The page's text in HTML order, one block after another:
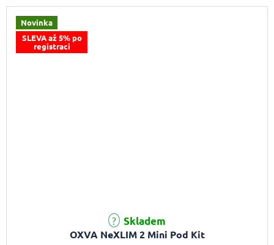
Novinka
SLEVA až 5% po
registraci
OXVA NeXLIM 2 Mini Pod Kit
Skladem